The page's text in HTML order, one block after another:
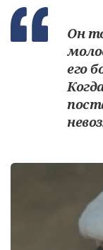
Он
его